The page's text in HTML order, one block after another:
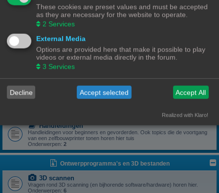
Zelfbouwprinters
Vragen rond de opbouw en het gebruik van een zelfbouw
printer horen hier.
Wil je zelf een printer bouwen, heb je er eentje gebouwd en zit je met een
vraag. Dan is dit z'n plek.
Onderwerpen:13
Onderdelen
onderdeel? Dan is dit z'n plek.
Onderwerpen:
Handleidingen
Handleidingen voor beginners en gevorderden. Ook topics die de voortgang
van een zelfbouwprinter tonen horen hier tuis
Onderwerpen: 2
Ontwerpprogramma's en 3D bestanden
3D scannen
Vragen rond 3D scanning (en bijhorende software/hardware) horen hier.
Onderwerpen: 6
These cookies are preset values and must be accepted
as they are necessary for the website to operate.
2 Services
External Media
Options are provided here that make it possible to play
videos or external media directly in the forum.
3 Services
Decline Accept selected Accept All
Realized with Klaro!